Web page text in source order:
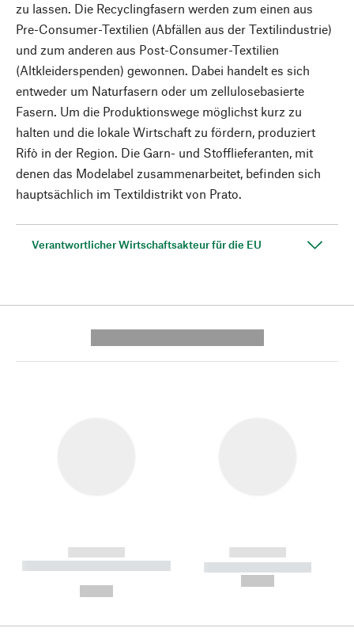
zu lassen. Die Recyclingfasern werden zum einen aus
Pre-Consumer-Textilien (Abfällen aus der Textilindustrie)
und zum anderen aus Post-Consumer-Textilien
(Altkleiderspenden) gewonnen. Dabei handelt es sich
entweder um Naturfasern oder um zellulosebasierte
Fasern. Um die Produktionswege möglichst kurz zu
halten und die lokale Wirtschaft zu fördern, produziert
Rifò in der Region. Die Garn- und Stofflieferanten, mit
denen das Modelabel zusammenarbeitet, befinden sich
hauptsächlich im Textildistrikt von Prato.
Verantwortlicher Wirtschaftsakteur für die EU
------------
----------- ----------- --------
------------
----------- -----------